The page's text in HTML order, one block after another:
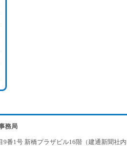
務局
9番1号 新橋プラザビル16階（建通新聞社